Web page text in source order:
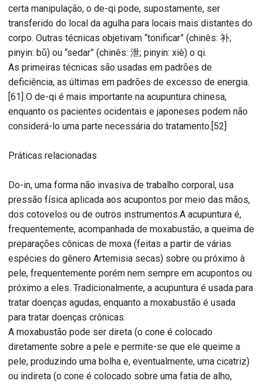
certa manipulação, o de-qi pode, supostamente, ser
transferido do local da agulha para locais mais distantes do
corpo. Outras técnicas objetivam “tonificar” (chinês: 补;
pinyin: bǔ) ou “sedar” (chinês: 泄; pinyin: xiè) o qi.
As primeiras técnicas são usadas em padrões de
deficiência, as últimas em padrões de excesso de energia.
[61] O de-qi é mais importante na acupuntura chinesa,
enquanto os pacientes ocidentais e japoneses podem não
considerá-lo uma parte necessária do tratamento.[52]
Práticas relacionadas
Do-in, uma forma não invasiva de trabalho corporal, usa
pressão física aplicada aos acupontos por meio das mãos,
dos cotovelos ou de outros instrumentos.A acupuntura é,
frequentemente, acompanhada de moxabustão, a queima de
preparações cônicas de moxa (feitas a partir de várias
espécies do gênero Artemisia secas) sobre ou próximo à
pele, frequentemente porém nem sempre em acupontos ou
próximo a eles. Tradicionalmente, a acupuntura é usada para
tratar doenças agudas, enquanto a moxabustão é usada
para tratar doenças crônicas.
A moxabustão pode ser direta (o cone é colocado
diretamente sobre a pele e permite-se que ele queime a
pele, produzindo uma bolha e, eventualmente, uma cicatriz)
ou indireta (o cone é colocado sobre uma fatia de alho,